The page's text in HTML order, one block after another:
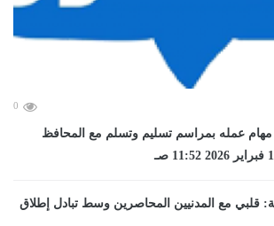
0
مهام عمله بمراسم تسليم وتسلم مع المحافظ